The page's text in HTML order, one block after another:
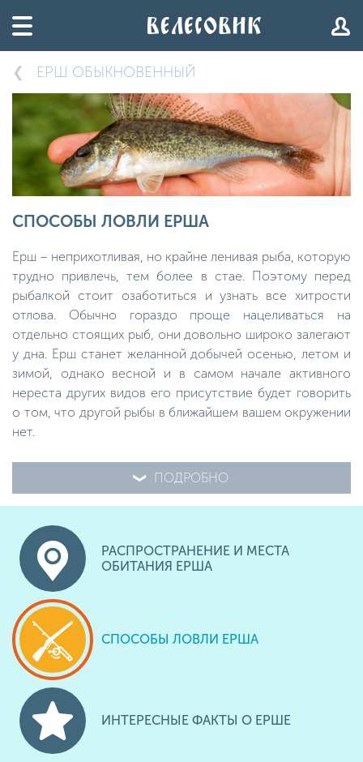
ЕРШ ОБЫКНОВЕННЫЙ
СПОСОБЫ ЛОВЛИ ЕРША
Ерш – неприхотливая, но крайне ленивая рыба, которую
трудно привлечь, тем более в стае. Поэтому перед
рыбалкой стоит озаботиться и узнать все хитрости
отлова. Обычно гораздо проще нацеливаться на
отдельно стоящих рыб, они довольно широко залегают
у дна. Ерш станет желанной добычей осенью, летом и
зимой, однако весной и в самом начале активного
нереста других видов его присутствие будет говорить
о том, что другой рыбы в ближайшем вашем окружении
нет.
ПОДРОБНО
РАСПРОСТРАНЕНИЕ И МЕСТА
ОБИТАНИЯ ЕРША
СПОСОБЫ ЛОВЛИ ЕРША
ИНТЕРЕСНЫЕ ФАКТЫ О ЕРШЕ